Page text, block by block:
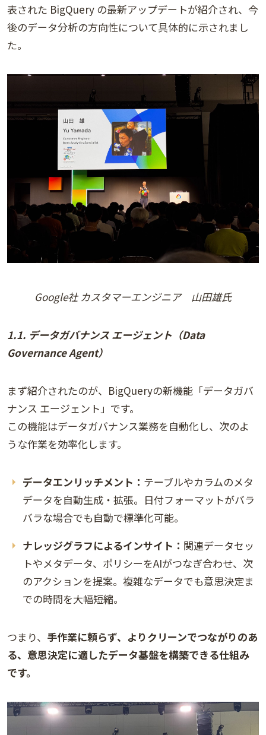
表された BigQuery の最新アップデートが紹介され、今
後のデータ分析の方向性について具体的に示されまし
た。
Google社 カスタマーエンジニア 山田雄氏
1.1. データガバナンス エージェント（Data
Governance Agent）
まず紹介されたのが、BigQueryの新機能「データガバ
ナンス エージェント」です。
この機能はデータガバナンス業務を自動化し、次のよ
うな作業を効率化します。
データエンリッチメント： テーブルやカラムのメタ
データを自動生成・拡張。日付フォーマットがバラ
バラな場合でも自動で標準化可能。
ナレッジグラフによるインサイト： 関連データセッ
トやメタデータ、ポリシーをAIがつなぎ合わせ、次
のアクションを提案。複雑なデータでも意思決定ま
での時間を大幅短縮。
つまり、 手作業に頼らず、よりクリーンでつながりのあ
る、意思決定に適したデータ基盤を構築できる仕組み
です。